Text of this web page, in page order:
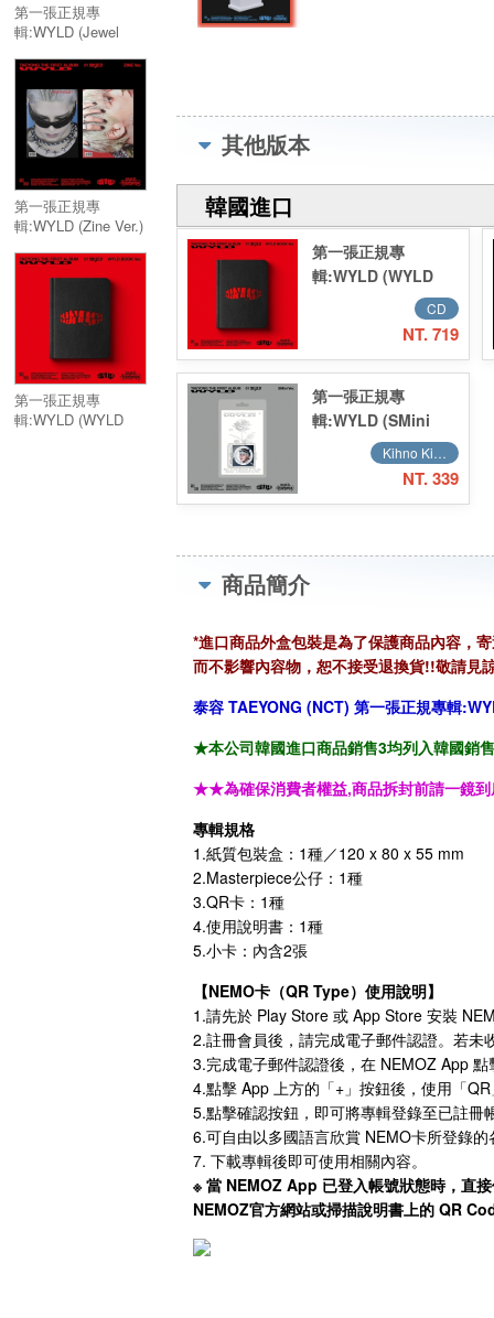
第一張正規專
輯:WYLD (Jewel
FIRST
ALBUM:WYLD
(Jewel Case Ver.)
第一張正規專
輯:WYLD (Zine Ver.)
ALBUM:WYLD (Zine
第一張正規專
輯:WYLD (WYLD
其他版本
韓國進口
第一張正規專
輯:WYLD (WYLD
BOOK Ver.)／THE
ALBUM:WYLD
(WYLD BOOK Ver.)
CD
NT. 719
第一張正規專
輯:WYLD (SMini
Ver.)／THE FIRST
ALBUM:WYLD
Kihno Kit 智能卡 (Smart Music Card)
NT. 339
商品簡介
*進口商品外盒包裝是為了保護商品內容，
而不影響內容物，恕不接受退換貨!!敬請見
泰容 TAEYONG (NCT) 第一張正規專輯
★本公司韓國進口商品銷售3均列入韓國銷
★★為確保消費者權益,商品拆封前請一鏡
專輯規格
1.紙質包裝盒：1種／120 x 80 x 55 mm
2.Masterpiece公仔：1種
3.QR卡：1種
4.使用說明書：1種
5.小卡：內含2張
【NEMO卡（QR Type）使用說明】
1.請先於 Play Store 或 App Store 安裝
2.註冊會員後，請完成電子郵件認證。若未
3.完成電子郵件認證後，在 NEMOZ App
4.點擊 App 上方的「+」按鈕後，使用「
5.點擊確認按鈕，即可將專輯登錄至已註冊
6.可自由以多國語言欣賞 NEMO卡所登錄的
7. 下載專輯後即可使用相關內容。
※ 當 NEMOZ App 已登入帳號狀態時，直
NEMOZ官方網站或掃描說明書上的 QR